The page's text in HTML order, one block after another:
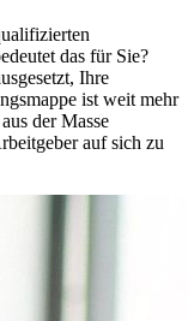
das für Sie?
Ihre
ist weit mehr
der Masse
auf sich zu